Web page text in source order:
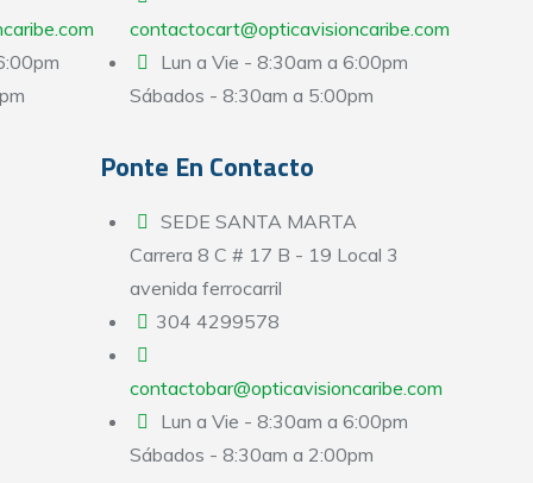
contactocart@opticavisioncaribe.com
Lun a Vie - 8:30am a 6:00pm
Sábados - 8:30am a 5:00pm
Ponte En Contacto
SEDE SANTA MARTA
Carrera 8 C # 17 B - 19 Local 3
avenida ferrocarril
304 4299578
contactobar@opticavisioncaribe.com
Lun a Vie - 8:30am a 6:00pm
Sábados - 8:30am a 2:00pm